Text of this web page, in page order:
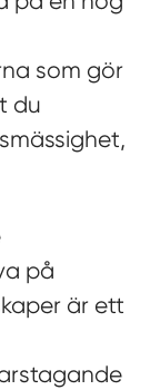
som gör
du
på
är ett